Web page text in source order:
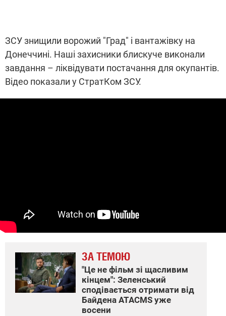
ЗСУ знищили ворожий "Град" і вантажівку на
Донеччині. Наші захисники блискуче виконали
завдання – ліквідувати постачання для окупантів.
Відео показали у СтратКом ЗСУ.
ЗА ТЕМОЮ
"Це не фільм зі щасливим
кінцем": Зеленський
сподівається отримати від
Байдена ATACMS уже
восени